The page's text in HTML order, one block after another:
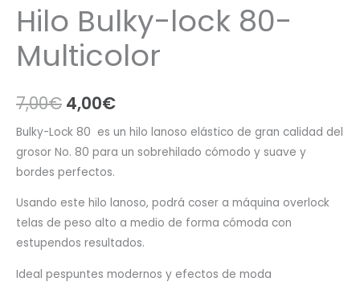
Hilo Bulky-lock 80-
Multicolor
7,00€ El
precio
original
era:
7,00€.
4,00€El
precio
actual
4,00€.
Bulky-Lock 80 es un hilo lanoso elástico de gran calidad del
grosor No. 80 para un sobrehilado cómodo y suave y
bordes perfectos.
Usando este hilo lanoso, podrá coser a máquina overlock
telas de peso alto a medio de forma cómoda con
estupendos resultados.
Ideal pespuntes modernos y efectos de moda